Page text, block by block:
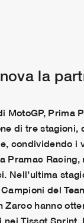
la
MotoGP, Prima
di tre
condividendo i
Pramac
Nell’ultima
del
Zarco hanno
Tissot